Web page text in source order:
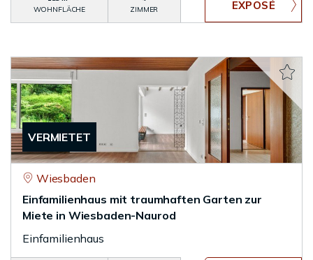
WOHNFLÄCHE
ZIMMER
VERMIETET
Wiesbaden
Einfamilienhaus mit traumhaften Garten zur
Miete in Wiesbaden-Naurod
Einfamilienhaus